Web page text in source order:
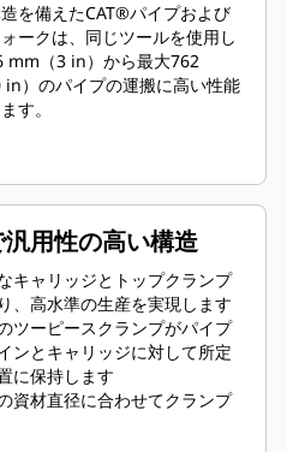
を備えたCAT®パイプおよび
ークは、同じツールを使用し
mm（3 in）から最大762
）のパイプの運搬に高い性能
す。
用性の高い構造
キャリッジとトップクランプ
、高水準の生産を実現します
ツーピースクランプがパイプ
ンとキャリッジに対して所定
に保持します
資材直径に合わせてクランプ